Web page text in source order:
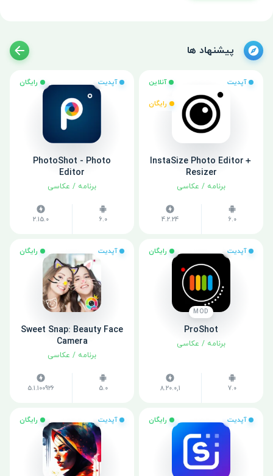
پیشنهاد ها
آپدیت آنلاین
رایگان
InstaSize Photo Editor＋
Resizer
برنامه / عکاسی
6.0
4.2.24
آپدیت رایگان
PhotoShot - Photo
Editor
برنامه / عکاسی
6.0
2.15.0
آپدیت رایگان
MOD
ProShot
برنامه / عکاسی
7.0
8.20.0,1
آپدیت رایگان
Sweet Snap: Beauty Face
Camera
برنامه / عکاسی
5.0
5.1.100926
آپدیت رایگان آپدیت رایگان